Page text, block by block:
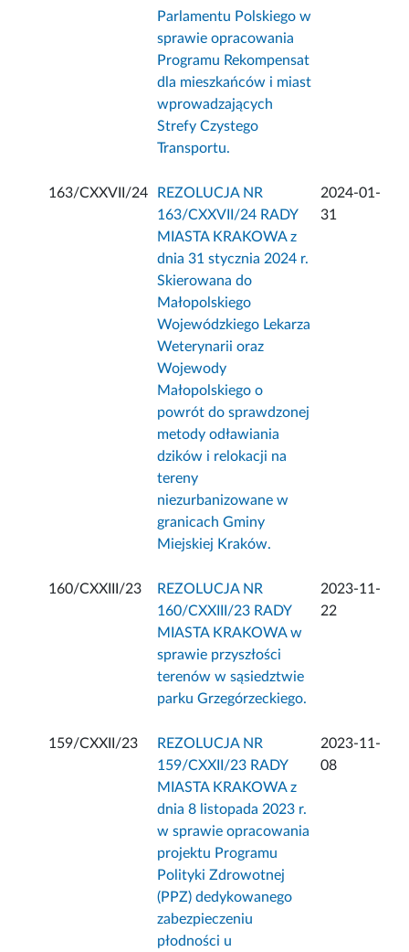
Parlamentu Polskiego w
sprawie opracowania
Programu Rekompensat
dla mieszkańców i miast
wprowadzających
Strefy Czystego
Transportu.
163/CXXVII/24
REZOLUCJA NR
163/CXXVII/24 RADY
MIASTA KRAKOWA z
dnia 31 stycznia 2024 r.
Skierowana do
Małopolskiego
Wojewódzkiego Lekarza
Weterynarii oraz
Wojewody
Małopolskiego o
powrót do sprawdzonej
metody odławiania
dzików i relokacji na
tereny
niezurbanizowane w
granicach Gminy
Miejskiej Kraków.
2024-01-
31
160/CXXIII/23
REZOLUCJA NR
160/CXXIII/23 RADY
MIASTA KRAKOWA w
sprawie przyszłości
terenów w sąsiedztwie
parku Grzegórzeckiego.
2023-11-
22
159/CXXII/23
REZOLUCJA NR
159/CXXII/23 RADY
MIASTA KRAKOWA z
dnia 8 listopada 2023 r.
w sprawie opracowania
projektu Programu
Polityki Zdrowotnej
(PPZ) dedykowanego
zabezpieczeniu
płodności u
2023-11-
08